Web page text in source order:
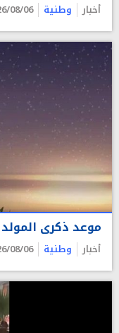
أخبار وطنية 06 19:28
موعد ذكرى
أخبار وطنية 06 18:38